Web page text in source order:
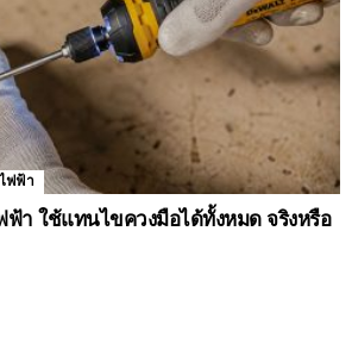
ฟฟ้า
ฟ้า ใช้แทนไขควงมือได้ทั้งหมด จริงหรือ